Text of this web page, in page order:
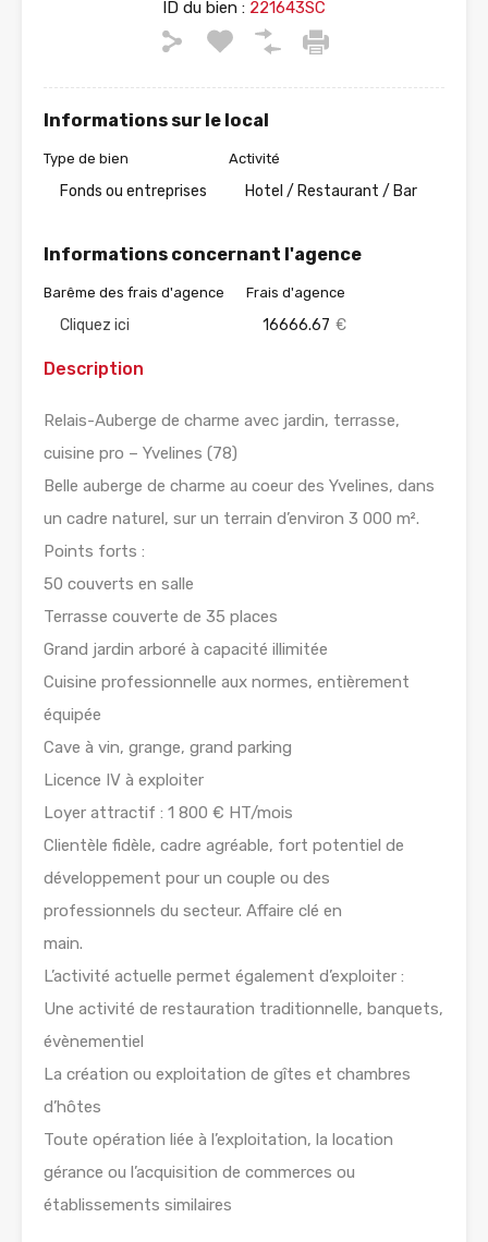
ID du bien : 221643SC
Informations sur le local
Type de bien
Fonds ou entreprises
Activité
Hotel / Restaurant / Bar
Informations concernant l'agence
Barême des frais d'agence
Cliquez ici
Frais d'agence
16666.67 €
Description
Relais-Auberge de charme avec jardin, terrasse,
cuisine pro – Yvelines (78)
Belle auberge de charme au coeur des Yvelines, dans
un cadre naturel, sur un terrain d’environ 3 000 m².
Points forts :
50 couverts en salle
Terrasse couverte de 35 places
Grand jardin arboré à capacité illimitée
Cuisine professionnelle aux normes, entièrement
équipée
Cave à vin, grange, grand parking
Licence IV à exploiter
Loyer attractif : 1 800 € HT/mois
Clientèle fidèle, cadre agréable, fort potentiel de
développement pour un couple ou des
professionnels du secteur. Affaire clé en
main.
L’activité actuelle permet également d’exploiter :
Une activité de restauration traditionnelle, banquets,
évènementiel
La création ou exploitation de gîtes et chambres
d’hôtes
Toute opération liée à l’exploitation, la location
gérance ou l’acquisition de commerces ou
établissements similaires